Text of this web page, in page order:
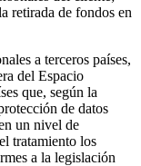
retirada de fondos en
a terceros países,
del Espacio
que, según la
de datos
un nivel de
tratamiento los
a la legislación